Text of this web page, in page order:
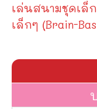
เล่นสนามชุดเล็
เล็กๆ (ฺBrain-